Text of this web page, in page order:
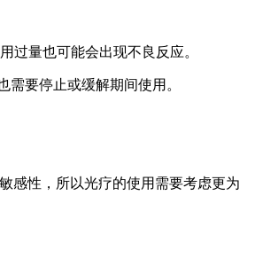
过量也可能会出现不良反应。
要停止或缓解期间使用。
感性，所以光疗的使用需要考虑更为